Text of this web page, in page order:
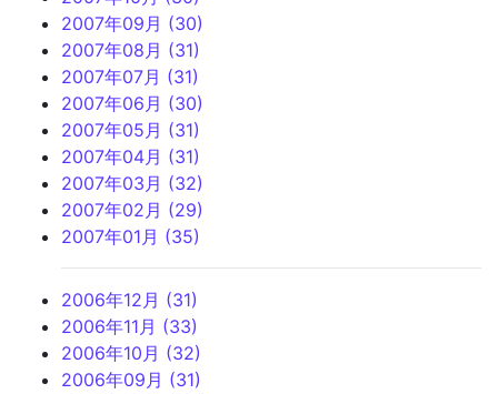
2007年09月 (30)
2007年08月 (31)
2007年07月 (31)
2007年06月 (30)
2007年05月 (31)
2007年04月 (31)
2007年03月 (32)
2007年02月 (29)
2007年01月 (35)
2006年12月 (31)
2006年11月 (33)
2006年10月 (32)
2006年09月 (31)